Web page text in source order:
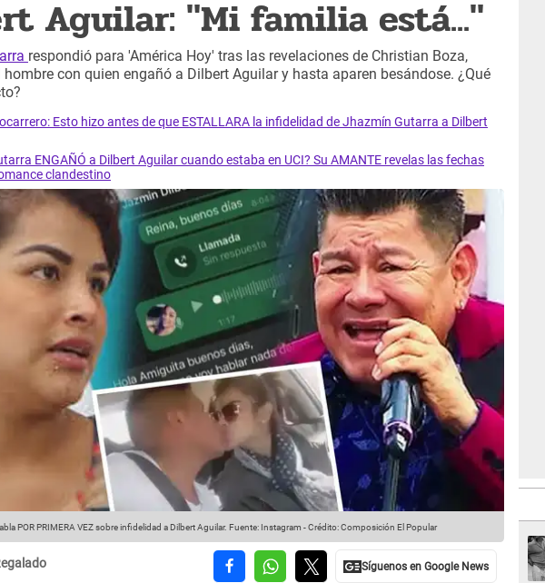
Aguilar: "Mi familia está..."
respondió para 'América Hoy' tras las revelaciones de Christian Boza,
hombre con quien engañó a Dilbert Aguilar y hasta aparen besándose. ¿Qué
Esto hizo antes de que ESTALLARA la infidelidad de Jhazmín Gutarra a Dilbert
ENGAÑÓ a Dilbert Aguilar cuando estaba en UCI? Su AMANTE revelas las fechas
clandestino
POR PRIMERA VEZ sobre infidelidad a Dilbert Aguilar. Fuente: Instagram -Crédito: Composición El Popular